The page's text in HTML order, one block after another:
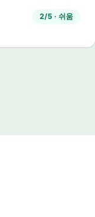
2/5 · 쉬움